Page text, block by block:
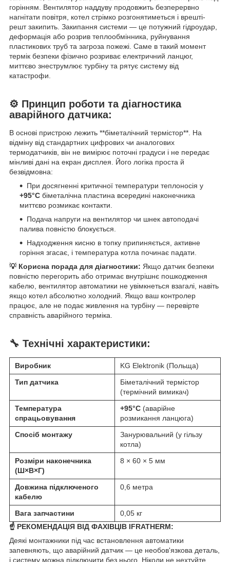
горінням. Вентилятор наддуву продовжить безперервно
нагнітати повітря, котел стрімко розгонятиметься і врешті-
решт закипить. Закипання системи — це потужний гідроудар,
деформація або розрив теплообмінника, руйнування
пластикових труб та загроза пожежі. Саме в такий момент
термік безпеки фізично розриває електричний ланцюг,
миттєво знеструмлює турбіну та рятує систему від
катастрофи.
⚙️ Принцип роботи та діагностика
аварійного датчика:
В основі пристрою лежить **біметалічний термістор**. На
відміну від стандартних цифрових чи аналогових
термодатчиків, він не вимірює поточні градуси і не передає
мінливі дані на екран дисплея. Його логіка проста й
безвідмовна:
При досягненні критичної температури теплоносія у
+95°C біметалічна пластина всередині наконечника
миттєво розмикає контакти.
Подача напруги на вентилятор чи шнек автоподачі
палива повністю блокується.
Надходження кисню в топку припиняється, активне
горіння згасає, і температура котла починає падати.
💡 Корисна порада для діагностики: Якщо датчик безпеки
повністю перегорить або отримає внутрішнє пошкодження
кабелю, вентилятор автоматики не увімкнеться взагалі, навіть
якщо котел абсолютно холодний. Якщо ваш контролер
працює, але не подає живлення на турбіну — перевірте
справність аварійного терміка.
🔧 Технічні характеристики:
Виробник
KG Elektronik (Польща)
Тип датчика
Біметалічний термістор
(термічний вимикач)
Температура
спрацьовування
+95°C (аварійне
розмикання ланцюга)
Спосіб монтажу
Занурювальний (у гільзу
котла)
Розміри наконечника
(Ш×В×Г)
8 × 60 × 5 мм
Довжина підключеного
кабелю
0,6 метра
Вага запчастини
0,05 кг
☝️ РЕКОМЕНДАЦІЯ ВІД ФАХІВЦІВ IFRATHERM:
Деякі монтажники під час встановлення автоматики
запевняють, що аварійний датчик — це необов'язкова деталь,
і систему можна підключити без нього. Ніколи не нехтуйте